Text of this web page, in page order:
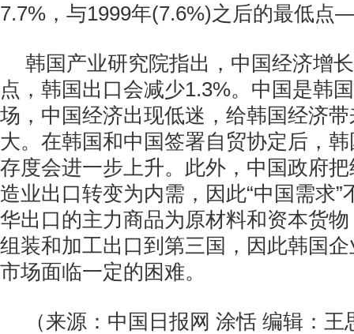
7.7%，与1999年(7.6%)之后的最低
韩国产业研究院指出，中国经济增
点，韩国出口会减少1.3%。中国是韩
场，中国经济出现低迷，给韩国经济
大。在韩国和中国签署自贸协定后，
存度会进一步上升。此外，中国政府
造业出口转变为内需，因此“中国需求”
华出口的主力商品为原材料和资本货
组装和加工出口到第三国，因此韩国
市场面临一定的困难。
（来源：中国日报网 涂恬 编辑：王